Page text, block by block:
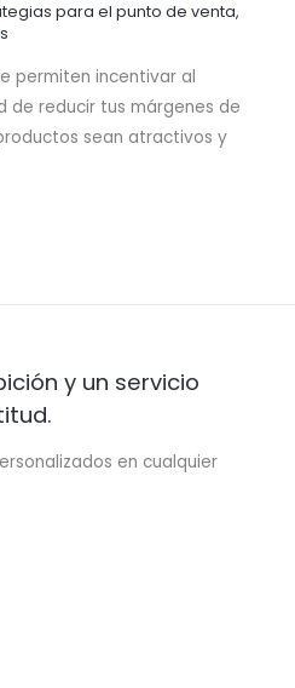
para el punto de venta,
permiten incentivar al
de reducir tus márgenes de
sean atractivos y
y un servicio
en cualquier